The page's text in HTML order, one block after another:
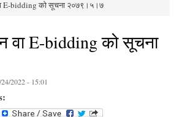
E-bidding को सूचना २०७९।५।७
वा E-bidding को सूचना
2022 - 15:01